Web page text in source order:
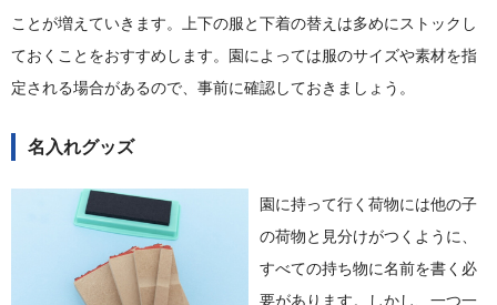
ことが増えていきます。上下の服と下着の替えは多めにストックし
ておくことをおすすめします。園によっては服のサイズや素材を指
定される場合があるので、事前に確認しておきましょう。
名入れグッズ
園に持って行く荷物には他の子
の荷物と見分けがつくように、
すべての持ち物に名前を書く必
要があります。しかし、一つ一